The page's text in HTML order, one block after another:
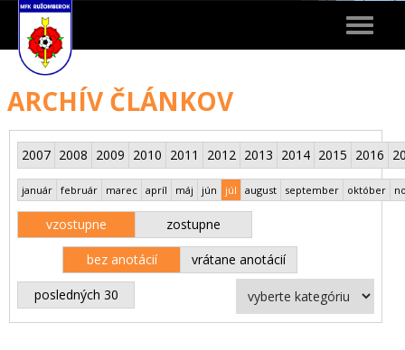
Toggle
ARCHÍV ČLÁNKOV
2007 2008 2009 2010 2011 2012 2013 2014 2015 2016
január február marec apríl máj jún júl august september október
vzostupne zostupne
bez anotácií vrátane anotácií
posledných 30